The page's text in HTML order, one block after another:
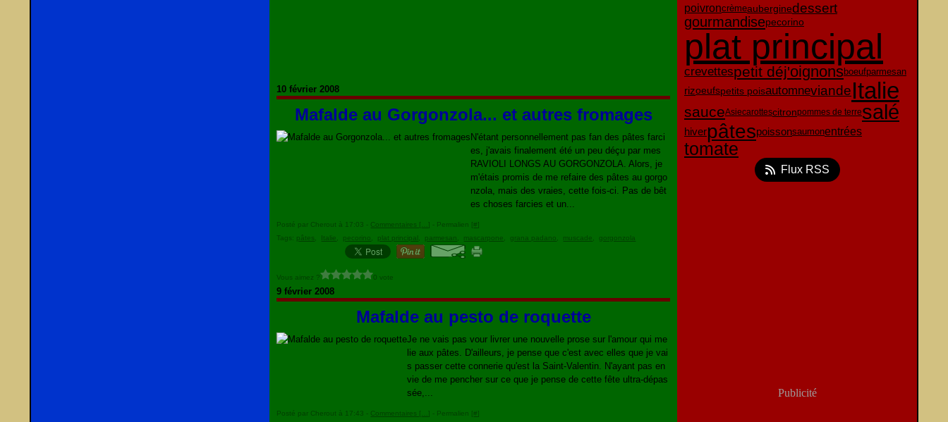
10 février 2008
Mafalde au Gorgonzola... et autres fromages
N'étant personnellement pas fan des pâtes farci
es, j'avais finalement été un peu déçu par mes
RAVIOLI LONGS AU GORGONZOLA. Alors, je
m'étais promis de me refaire des pâtes au gorgo
nzola, mais des vraies, cette fois-ci. Pas de bêt
es choses farcies et un...
Posté par Cherout à 17:03 - Commentaires [ …] - Permalien [#]
Tags: pâtes Italie pecorino plat principal parmesan mascarpone grana padano muscade gorgonzola
Vous aimez ? 0 vote
9 février 2008
Mafalde au pesto de roquette
Je ne vais pas vour livrer une nouvelle prose sur l'amour qui me
lie aux pâtes. D'ailleurs, je pense que c'est avec elles que je vai
s passer cette connerie qu'est la Saint-Valentin. N'ayant pas en
vie de me pencher sur ce que je pense de cette fête ultra-dépas
sée,...
Posté par Cherout à 17:43 - Commentaires [ …] - Permalien [#]
poivroncrèmeauberginedessert
gourmandisepecorino
plat principal
crevettespetit déj'oignonsboeufparmesan
rizoeufspetits poisautomneviandeItalie
sauceAsiecarottescitronpommes de terresalé
hiverpâtespoissonsaumonentrées
tomate
Flux RSS
Publicité